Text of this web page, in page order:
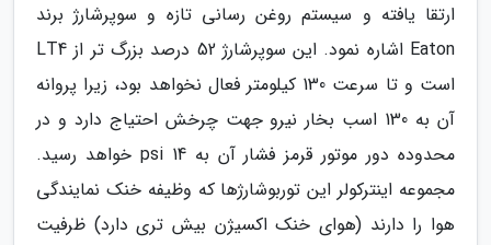
ارتقا یافته و سیستم روغن رسانی تازه و سوپرشارژ برند
Eaton اشاره نمود. این سوپرشارژ 52 درصد بزرگ تر از LT4
است و تا سرعت 130 کیلومتر فعال نخواهد بود، زیرا پروانه
آن به 130 اسب بخار نیرو جهت چرخش احتیاج دارد و در
محدوده دور موتور قرمز فشار آن به 14 psi خواهد رسید.
مجموعه اینترکولر این توربوشارژها که وظیفه خنک نمایندگی
هوا را دارند (هوای خنک اکسیژن بیش تری دارد) ظرفیت